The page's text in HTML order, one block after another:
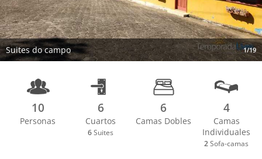
Suites do campo 1/19
Next
10
Personas
6
Cuartos
6 Suites
6
Camas Dobles
4
Camas
Individuales
2 Sofa-camas